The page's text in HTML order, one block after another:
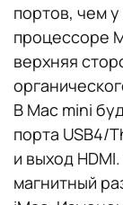
портов, чем
процессоре
верхняя
В Mac mini
порта USB4/
и выход
магнитный